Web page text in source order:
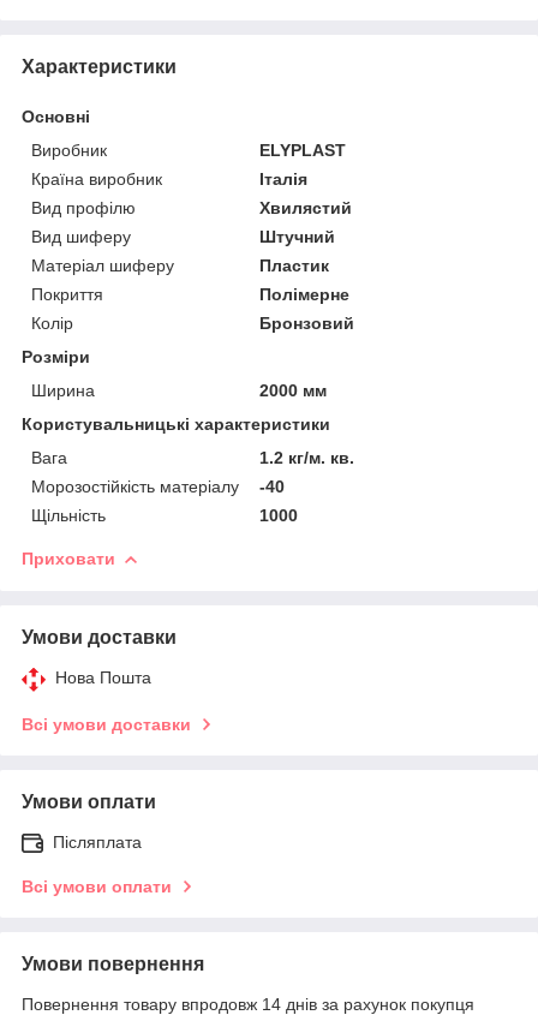
Характеристики
Основні
Виробник
ELYPLAST
Країна виробник
Італія
Вид профілю
Хвилястий
Вид шиферу
Штучний
Матеріал шиферу
Пластик
Покриття
Полімерне
Колір
Бронзовий
Розміри
Ширина
2000 мм
Користувальницькі характеристики
Вага
1.2 кг/м. кв.
Морозостійкість матеріалу
-40
Щільність
1000
Приховати
Умови доставки
Нова Пошта
Всі умови доставки
Умови оплати
Післяплата
Всі умови оплати
Умови повернення
Повернення товару впродовж 14 днів за рахунок покупця